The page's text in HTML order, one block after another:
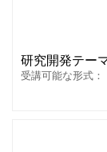
研究開発テー
受講可能な形式